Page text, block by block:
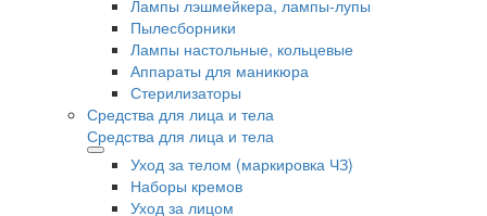
Лампы лэшмейкера, лампы-лупы
Пылесборники
Лампы настольные, кольцевые
Аппараты для маникюра
Стерилизаторы
Средства для лица и тела
Средства для лица и тела
Уход за телом (маркировка ЧЗ)
Наборы кремов
Уход за лицом